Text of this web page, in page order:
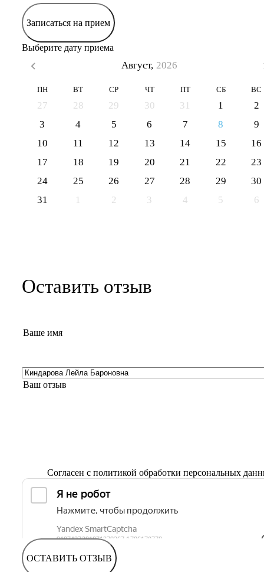
Записаться на прием
Выберите дату приема
Август, 2026
ПН ВТ СР ЧТ ПТ СБ ВС
27 28 29 30 31 1
2
3
4 5 6 7 8
9
10
11 12 13 14 15
16
17
18 19 20 21 22
23
24
25 26 27 28 29
30
31
1 2 3 4 5 6
Оставить отзыв
Согласен с политикой обработки персональных
ОСТАВИТЬ ОТЗЫВ